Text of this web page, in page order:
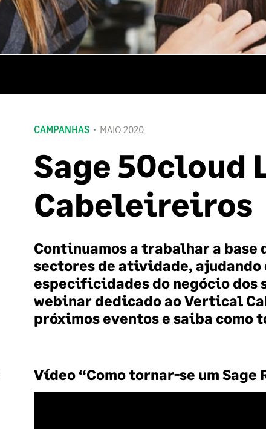
CAMPANHAS MAIO 2020
Sage 50cloud
Cabeleireiros
Continuamos a trabalhar a
sectores de atividade, ajudando
especificidades do negócio dos
webinar dedicado ao Vertical
próximos eventos e saiba como
Vídeo “Como tornar-se um Sage